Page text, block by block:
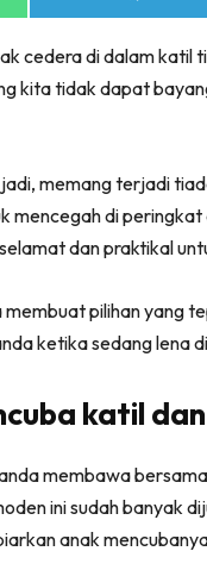
Tamu
Makan
Makan
Tamu
on
cedera di dalam katil
kita tidak dapat
memang terjadi
di peringkat
dan praktikal
pilihan yang
ketika sedang lena
katil
membawa
ini sudah banyak
anak